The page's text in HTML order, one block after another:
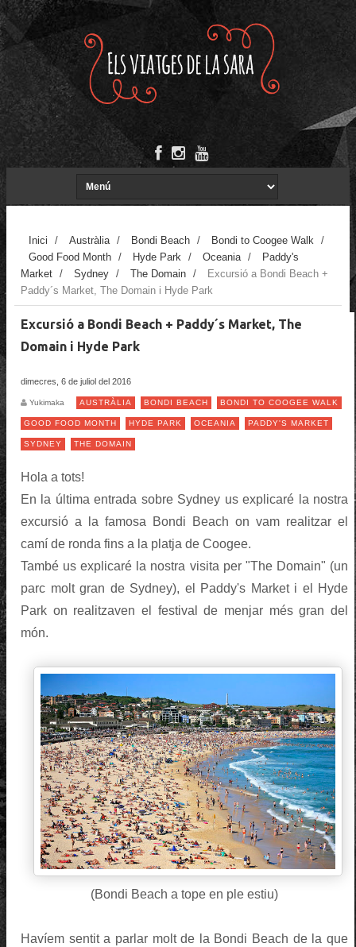
Inici / Austràlia / Bondi Beach / Bondi to Coogee Walk
/
Good Food Month / Hyde Park / Oceania /
Paddy's
Market / Sydney / The Domain /
Excursió a Bondi Beach +
Paddy´s Market, The Domain i Hyde Park
Excursió a Bondi Beach + Paddy´s Market, The
Domain i Hyde Park
dimecres, 6 de juliol del 2016
Yukimaka AUSTRÀLIA BONDI BEACH BONDI TO COOGEE WALK
GOOD FOOD MONTH HYDE PARK OCEANIA PADDY'S MARKET
SYDNEY THE DOMAIN
Hola a tots!
En la última entrada sobre Sydney us explicaré la nostra
excursió a la famosa Bondi Beach on vam realitzar el
camí de ronda fins a la platja de Coogee.
També us explicaré la nostra visita per "The Domain" (un
parc molt gran de Sydney), el Paddy's Market i el Hyde
Park on realitzaven el festival de menjar més gran del
món.
(Bondi Beach a tope en ple estiu)
Havíem sentit a parlar molt de la Bondi Beach de la que